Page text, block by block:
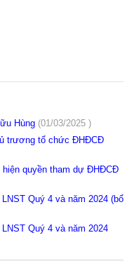
Hùng (01/03/2025 )
trương tổ chức ĐHĐCĐ
quyền tham dự ĐHĐCĐ
Quý 4 và năm 2024 (bổ
Quý 4 và năm 2024